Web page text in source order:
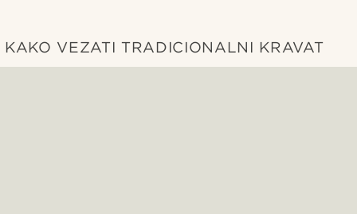
KAKO VEZATI TRADICIONALNI KRAVAT